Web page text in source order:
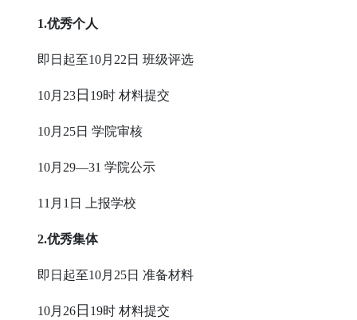
1.优秀个人
即日起至10月22 日 班级评选
10月23 日 19时 材料提交
10月25日 学院审核
10月29—31 学院公示
11 月 1 日 上报学校
2.优秀集体
即日起至10月25日 准备材料
10月26 日 19时 材料提交